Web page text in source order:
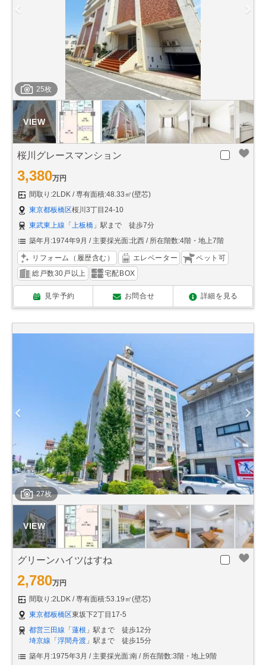
25枚
桜川グレースマンション
3,380万円
間取り:2LDK
専有面積:48.33㎡(壁芯)
東京都板橋区桜川3丁目24-10
東武東上線 「 上板橋 」駅まで 徒歩7分
築年月:1974年9月
主要採光面:北西 所在階数:4階・地上7階
リフォーム（履歴含む） エレベーター
ペット可
総戸数30戸以上
宅配BOX
見学予約 お問合せ 詳細を見る
27枚
グリーンハイツはすね
2,780万円
間取り:2LDK
専有面積:53.19㎡(壁芯)
東京都板橋区東坂下2丁目17-5
都営三田線 「蓮根 」駅まで 徒歩12分
埼京線 「浮間舟渡 」駅まで 徒歩15分
築年月:1975年3月
主要採光面:南 所在階数:3階・地上9階